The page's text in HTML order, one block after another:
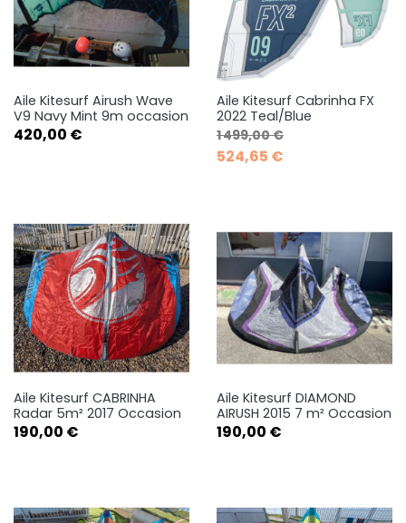
Aile Kitesurf Airush Wave
V9 Navy Mint 9m occasion
Prix
420,00 €
Aile Kitesurf Cabrinha FX
2022 Teal/Blue
Prix de base
1 499,00 €Prix
524,65 €
Aile Kitesurf CABRINHA
Radar 5m² 2017 Occasion
Prix
190,00 €
Aile Kitesurf DIAMOND
AIRUSH 2015 7 m² Occasion
Prix
190,00 €